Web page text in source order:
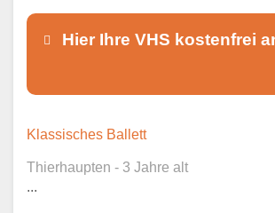
Hier Ihre VHS kostenfrei
Dieser Teil dient lediglich zur
öffentlich sichtbar.
Klassisches Ballett
Thierhaupten - 3 Jahre alt
...